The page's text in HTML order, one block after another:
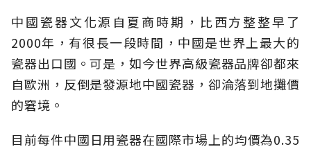
中國瓷器文化源自夏商時期，比西方整整早了
2000年，有很長一段時間，中國是世界上最大的
瓷器出口國。可是，如今世界高級瓷器品牌卻都來
自歐洲，反倒是發源地中國瓷器，卻淪落到地攤價
的窘境。
目前每件中國日用瓷器在國際市場上的均價為0.35